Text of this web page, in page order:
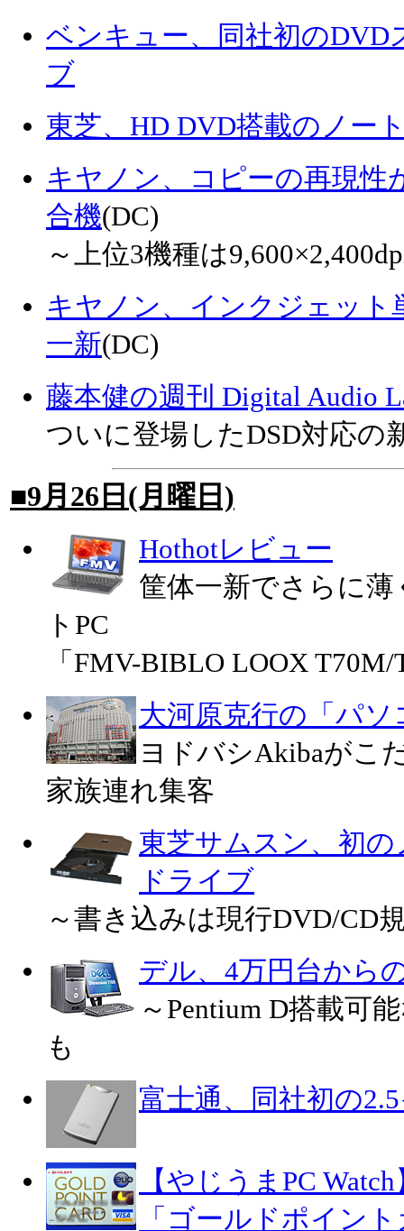
ベンキュー、同社初のDVD
ブ
東芝、HD DVD搭載のノー
キヤノン、コピーの再現性
合機(DC)
～上位3機種は
キヤノン、インクジェット
一新(DC)
藤本健の週刊 Digital Audio
ついに登場したDSD対応の
■9月26日(月曜日)
Hothotレビュー
筐体一新でさらに
トPC
「FMV-BIBLO LOOX T70M/
大河原克行の「パ
ヨドバシAkibaがこ
家族連れ集客
東芝サムスン、初の
ドライブ
～書き込みは現行DVD/CD
デル、4万円台から
～Pentium D搭載可
も
富士通、同社初の
【やじうまPC Watch
「ゴールドポイン